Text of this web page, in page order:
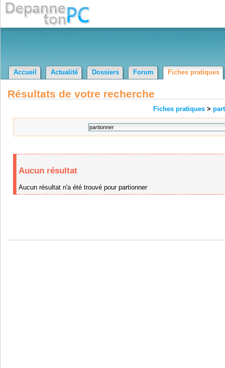
Accueil Actualité Dossiers Forum Fiches pratiques
Résultats de votre recherche
Fiches pratiques>
Aucun résultat
Aucun résultat n'a été trouvé pour partionner